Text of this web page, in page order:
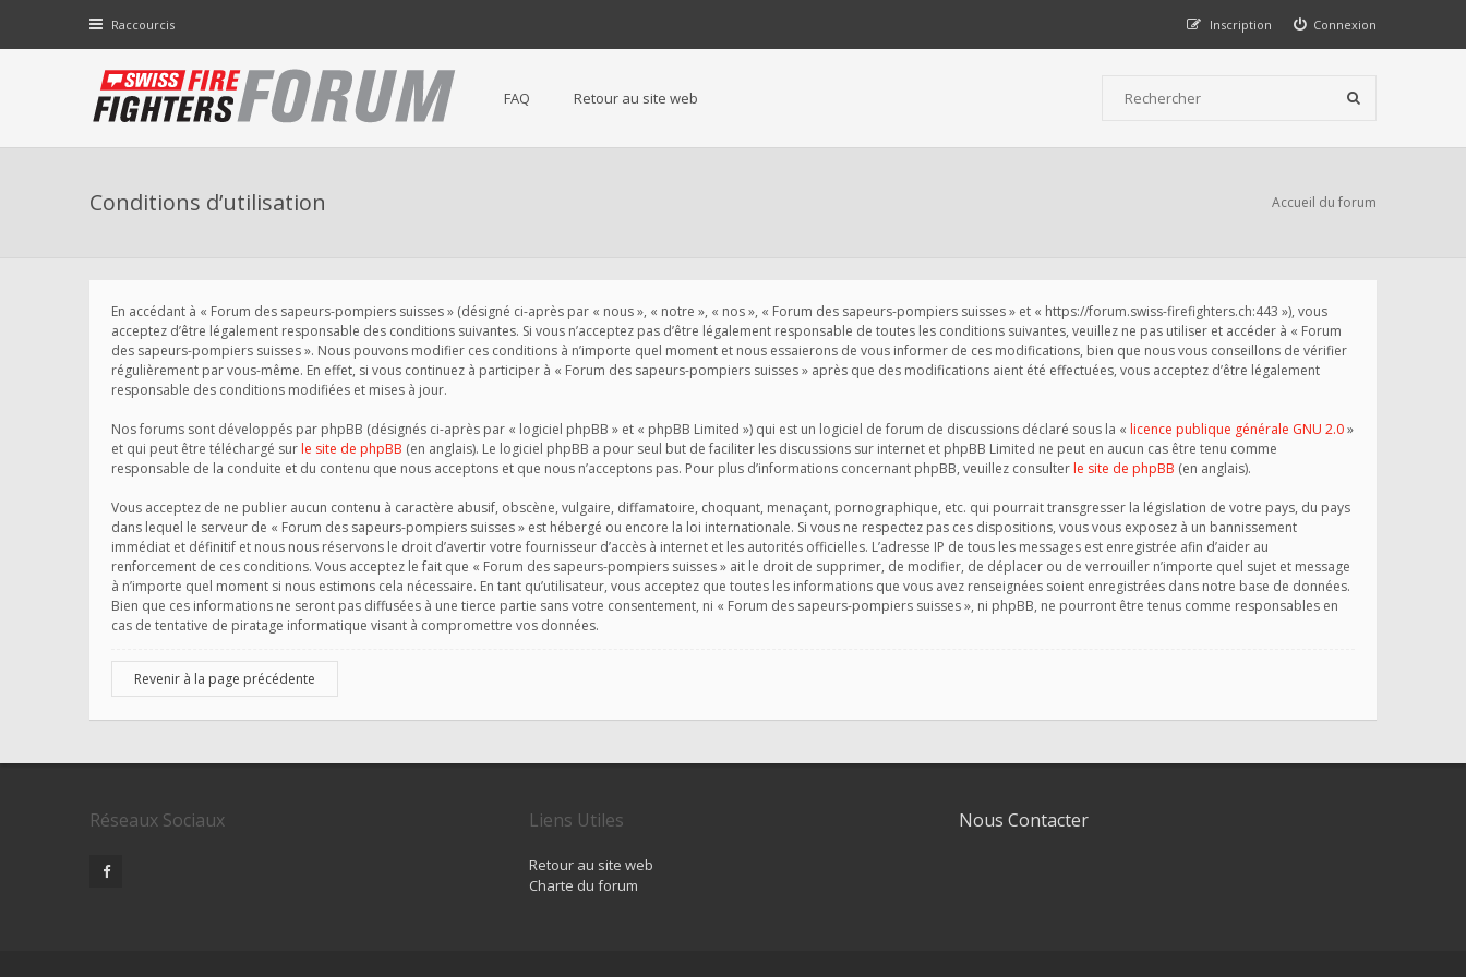
Raccourcis Connexion
Inscription
FAQ Retour au site web
Conditions d’utilisation Accueil du forum
En accédant à « Forum des sapeurs-pompiers suisses » (désigné ci-après par « nous », « notre », « nos », « Forum des sapeurs-pompiers suisses » et « https://forum.swiss-firefighters.ch:443 »), vous
acceptez d’être légalement responsable des conditions suivantes. Si vous n’acceptez pas d’être légalement responsable de toutes les conditions suivantes, veuillez ne pas utiliser et accéder à « Forum
des sapeurs-pompiers suisses ». Nous pouvons modifier ces conditions à n’importe quel moment et nous essaierons de vous informer de ces modifications, bien que nous vous conseillons de vérifier
régulièrement par vous-même. En effet, si vous continuez à participer à « Forum des sapeurs-pompiers suisses » après que des modifications aient été effectuées, vous acceptez d’être légalement
responsable des conditions modifiées et mises à jour.
Nos forums sont développés par phpBB (désignés ci-après par « logiciel phpBB » et « phpBB Limited ») qui est un logiciel de forum de discussions déclaré sous la « licence publique générale GNU 2.0»
et qui peut être téléchargé sur le site de phpBB (en anglais). Le logiciel phpBB a pour seul but de faciliter les discussions sur internet et phpBB Limited ne peut en aucun cas être tenu comme
responsable de la conduite et du contenu que nous acceptons et que nous n’acceptons pas. Pour plus d’informations concernant phpBB, veuillez consulter le site de phpBB (en anglais).
Vous acceptez de ne publier aucun contenu à caractère abusif, obscène, vulgaire, diffamatoire, choquant, menaçant, pornographique, etc. qui pourrait transgresser la législation de votre pays, du pays
dans lequel le serveur de « Forum des sapeurs-pompiers suisses » est hébergé ou encore la loi internationale. Si vous ne respectez pas ces dispositions, vous vous exposez à un bannissement
immédiat et définitif et nous nous réservons le droit d’avertir votre fournisseur d’accès à internet et les autorités officielles. L’adresse IP de tous les messages est enregistrée afin d’aider au
renforcement de ces conditions. Vous acceptez le fait que « Forum des sapeurs-pompiers suisses » ait le droit de supprimer, de modifier, de déplacer ou de verrouiller n’importe quel sujet et message
à n’importe quel moment si nous estimons cela nécessaire. En tant qu’utilisateur, vous acceptez que toutes les informations que vous avez renseignées soient enregistrées dans notre base de données.
Bien que ces informations ne seront pas diffusées à une tierce partie sans votre consentement, ni « Forum des sapeurs-pompiers suisses », ni phpBB, ne pourront être tenus comme responsables en
cas de tentative de piratage informatique visant à compromettre vos données.
Revenir à la page précédente
Réseaux Sociaux Liens Utiles
Retour au site web
Charte du forum
Nous Contacter